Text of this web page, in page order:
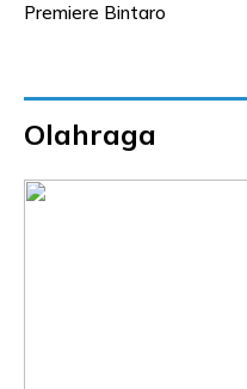
Premiere Bintaro
Olahraga